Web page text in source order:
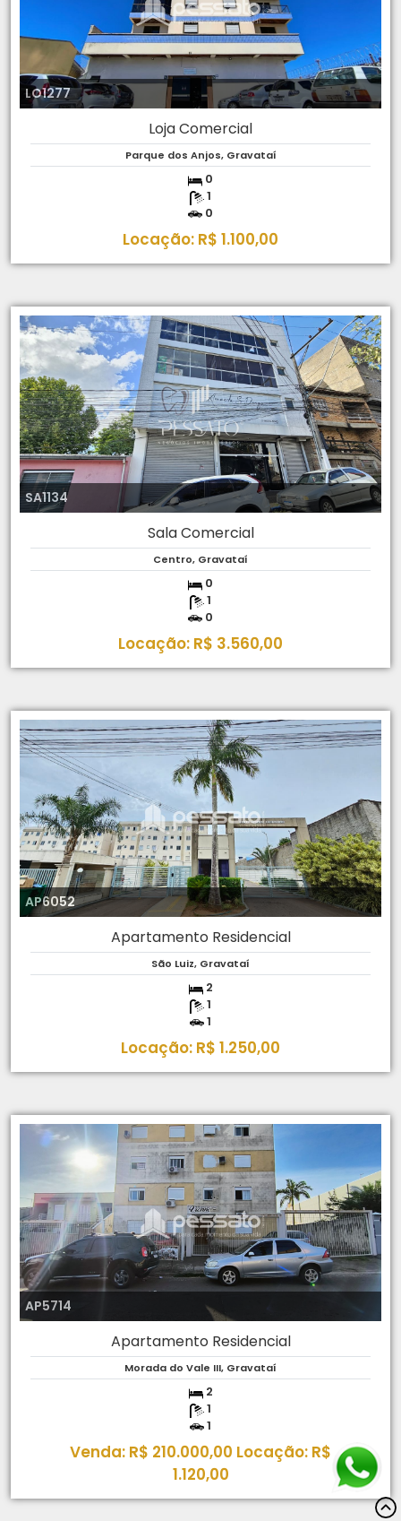
LO1277
Loja Comercial
Parque dos Anjos, Gravataí
0
1
0
Locação: R$ 1.100,00
SA1134
Sala Comercial
Centro, Gravataí
0
1
0
Locação: R$ 3.560,00
AP6052
Apartamento Residencial
São Luiz, Gravataí
2
1
1
Locação: R$ 1.250,00
AP5714
Apartamento Residencial
Morada do Vale III, Gravataí
2
1
1
Venda: R$ 210.000,00 Locação: R$
1.120,00